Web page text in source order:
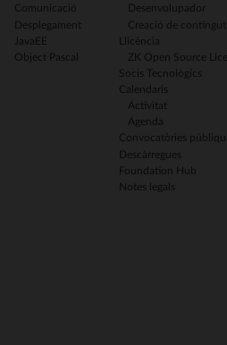
Comunicació
Desplegament
JavaEE
Object Pascal
Desenvolupador
Creació de
Llicència
ZK Open Source
Socis Tecnològics
Calendaris
Activitat
Agenda
Convocatòries
Descàrregues
Foundation Hub
Notes legals